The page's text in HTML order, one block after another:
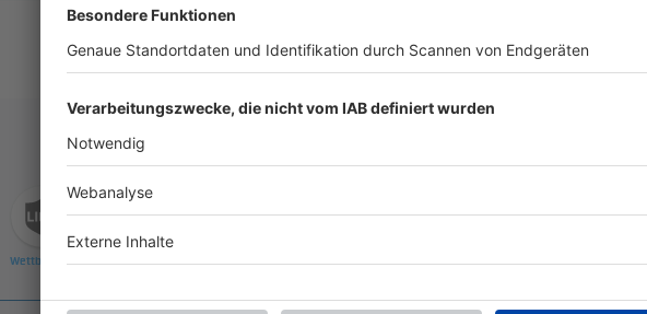
Wettbewerb
Nach der Registrierung kannst du dir Favoriten setzen. So bist du ganz nah an deinen
Ligen, die dann direkt hier angezeigt werden.